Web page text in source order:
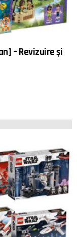
– Revizuire și